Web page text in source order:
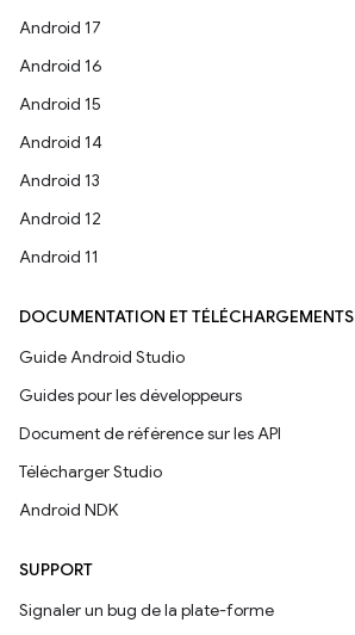
Android 17
Android 16
Android 15
Android 14
Android 13
Android 12
Android 11
DOCUMENTATION ET TÉLÉCHARGEMENTS
Guide Android Studio
Guides pour les développeurs
Document de référence sur les API
Télécharger Studio
Android NDK
SUPPORT
Signaler un bug de la plate-forme